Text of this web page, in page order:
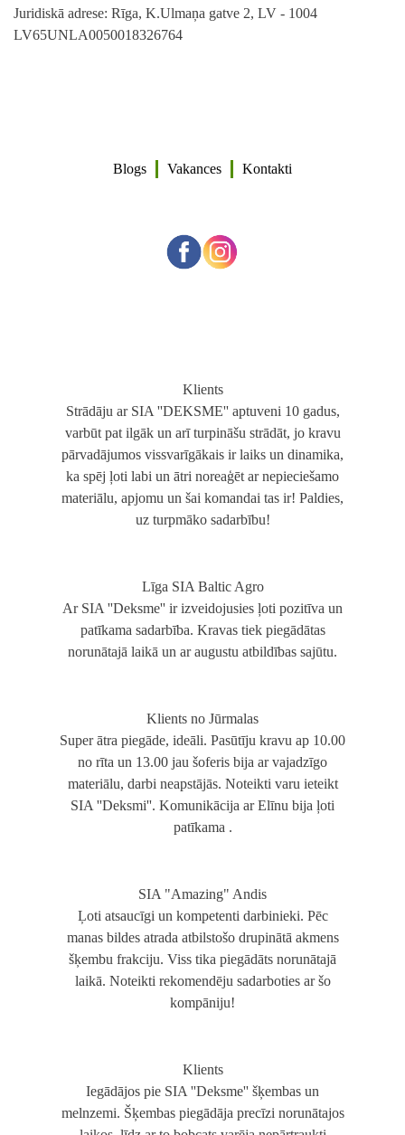
Juridiskā adrese: Rīga, K.Ulmaņa gatve 2, LV - 1004
LV65UNLA0050018326764
Blogs Vakances Kontakti
Klients
Strādāju ar SIA ''DEKSME'' aptuveni 10 gadus,
varbūt pat ilgāk un arī turpināšu strādāt, jo kravu
pārvadājumos vissvarīgākais ir laiks un dinamika,
ka spēj ļoti labi un ātri noreaģēt ar nepieciešamo
materiālu, apjomu un šai komandai tas ir! Paldies,
uz turpmāko sadarbību!
Līga SIA Baltic Agro
Ar SIA ''Deksme'' ir izveidojusies ļoti pozitīva un
patīkama sadarbība. Kravas tiek piegādātas
norunātajā laikā un ar augustu atbildības sajūtu.
Klients no Jūrmalas
Super ātra piegāde, ideāli. Pasūtīju kravu ap 10.00
no rīta un 13.00 jau šoferis bija ar vajadzīgo
materiālu, darbi neapstājās. Noteikti varu ieteikt
SIA ''Deksmi''. Komunikācija ar Elīnu bija ļoti
patīkama .
SIA "Amazing" Andis
Ļoti atsaucīgi un kompetenti darbinieki. Pēc
manas bildes atrada atbilstošo drupinātā akmens
šķembu frakciju. Viss tika piegādāts norunātajā
laikā. Noteikti rekomendēju sadarboties ar šo
kompāniju!
Klients
Iegādājos pie SIA ''Deksme'' šķembas un
melnzemi. Šķembas piegādāja precīzi norunātajos